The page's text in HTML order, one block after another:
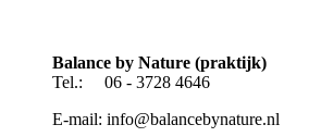
Balance by Nature (praktijk)
Tel.: 06 - 3728 4646
E-mail: info@balancebynature.nl